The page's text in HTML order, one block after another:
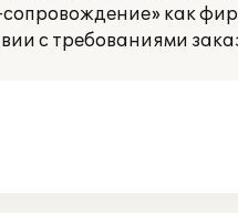
как
с требованиями